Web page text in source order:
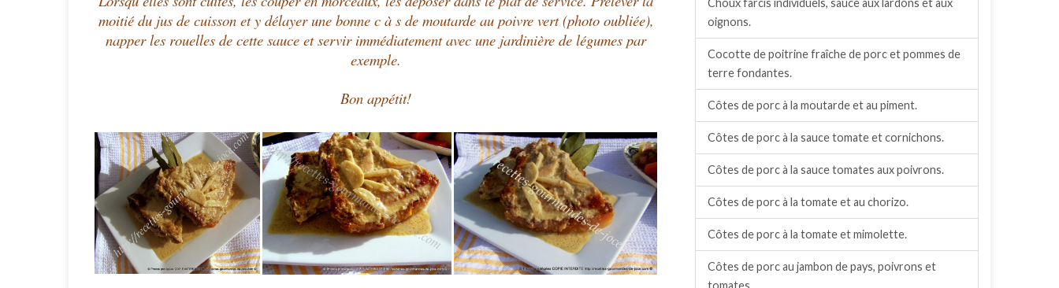
moitié du jus de cuisson et y délayer une bonne c à s de moutarde au poivre vert (photo oubliée),
napper les rouelles de cette sauce et servir immédiatement avec une jardinière de légumes par
exemple.
Bon appétit!
Choux farcis individuels, sauce aux lardons et aux
oignons.
Cocotte de poitrine fraîche de porc et pommes de
terre fondantes.
Côtes de porc à la moutarde et au piment.
Côtes de porc à la sauce tomate et cornichons.
Côtes de porc à la sauce tomates aux poivrons.
Côtes de porc à la tomate et au chorizo.
Côtes de porc à la tomate et mimolette.
Côtes de porc au jambon de pays, poivrons et
tomates.